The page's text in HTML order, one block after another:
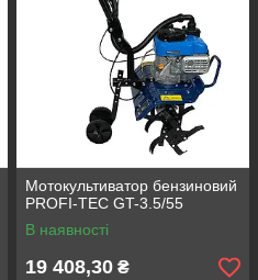
Мотокультиватор бензиновий
PROFI-TEC GT-3.5/55
В наявності
19 408,30 ₴